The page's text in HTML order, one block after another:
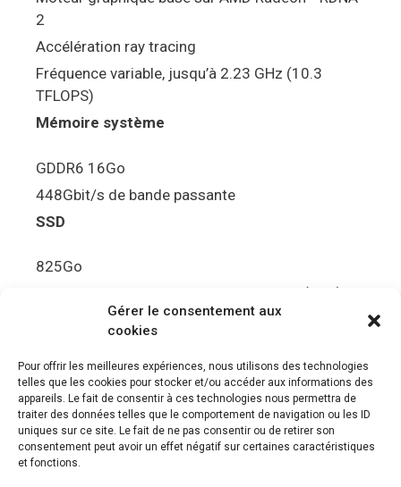
Gérer le consentement aux
cookies
Pour offrir les meilleures expériences, nous utilisons des technologies
telles que les cookies pour stocker et/ou accéder aux informations des
appareils. Le fait de consentir à ces technologies nous permettra de
traiter des données telles que le comportement de navigation ou les ID
uniques sur ce site. Le fait de ne pas consentir ou de retirer son
consentement peut avoir un effet négatif sur certaines caractéristiques
et fonctions.
2
Accélération ray tracing
Fréquence variable, jusqu’à 2.23 GHz (10.3
TFLOPS)
Mémoire système
GDDR6 16Go
448Gbit/s de bande passante
SSD
825Go
5.5Gbit/s de bande passante en lecture (Brut)
Disque de jeu PS5
Ultra HD Blu-ray™, jusqu’à 100Go/disque
Sortie vidéo
Compatibilité avec les téléviseurs 4K 120Hz et
8K, VRR (spécification HDMI v. 2.1)